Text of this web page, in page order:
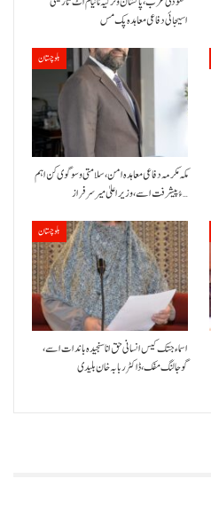
اسیجائی دفاعی معاہدہ پک مس
بلوچستان
مکہ مکرمہ دفاعی معاہدہ امن، سلامتی و سوگوی کن اہم
ءُ پیشرفت اسے،وزیراعلیٰ میر سرفراز…
بلوچستان
اسماء جتک کیس انسانی حق انا سنجیدہ باندات اسے،
گوجالنگ مفک،ڈاکٹر ربابہ خان بلیدی